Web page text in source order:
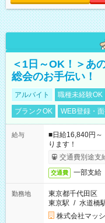
＜1日～OK！＞あ
総会のお手伝い！
アルバイト 職種未経験OK
ブランクOK
WEB登録・
給与
■日給16,840円
ります！
交通費別途支
交通費 一部支給
勤務地
東京都千代田区
東京駅 / 水道橋
株式会社マッ